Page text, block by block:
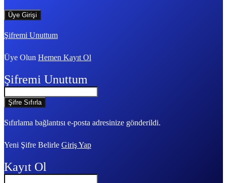
Şifremi Unuttum
Üye Olun Hemen Kayıt Ol
Şifremi Unuttum
Sıfırlama bağlantısı e-posta adresinize gönderildi.
Yeni Şifre Belirle Giriş Yap
Kayıt Ol